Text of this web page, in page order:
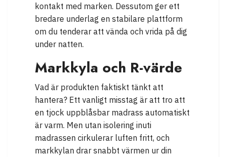
kontakt med marken. Dessutom ger ett
bredare underlag en stabilare plattform
om du tenderar att vända och vrida på dig
under natten.
Markkyla och R-värde
Vad är produkten faktiskt tänkt att
hantera? Ett vanligt misstag är att tro att
en tjock uppblåsbar madrass automatiskt
är varm. Men utan isolering inuti
madrassen cirkulerar luften fritt, och
markkylan drar snabbt värmen ur din